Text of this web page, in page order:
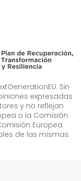
Sin
expresadas
y no reflejan
o la Comisión
Europea
de las mismas.